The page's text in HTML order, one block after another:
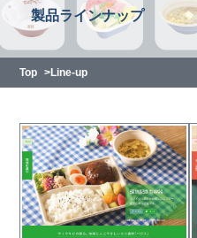
製品ラインナップ
Top Line-up